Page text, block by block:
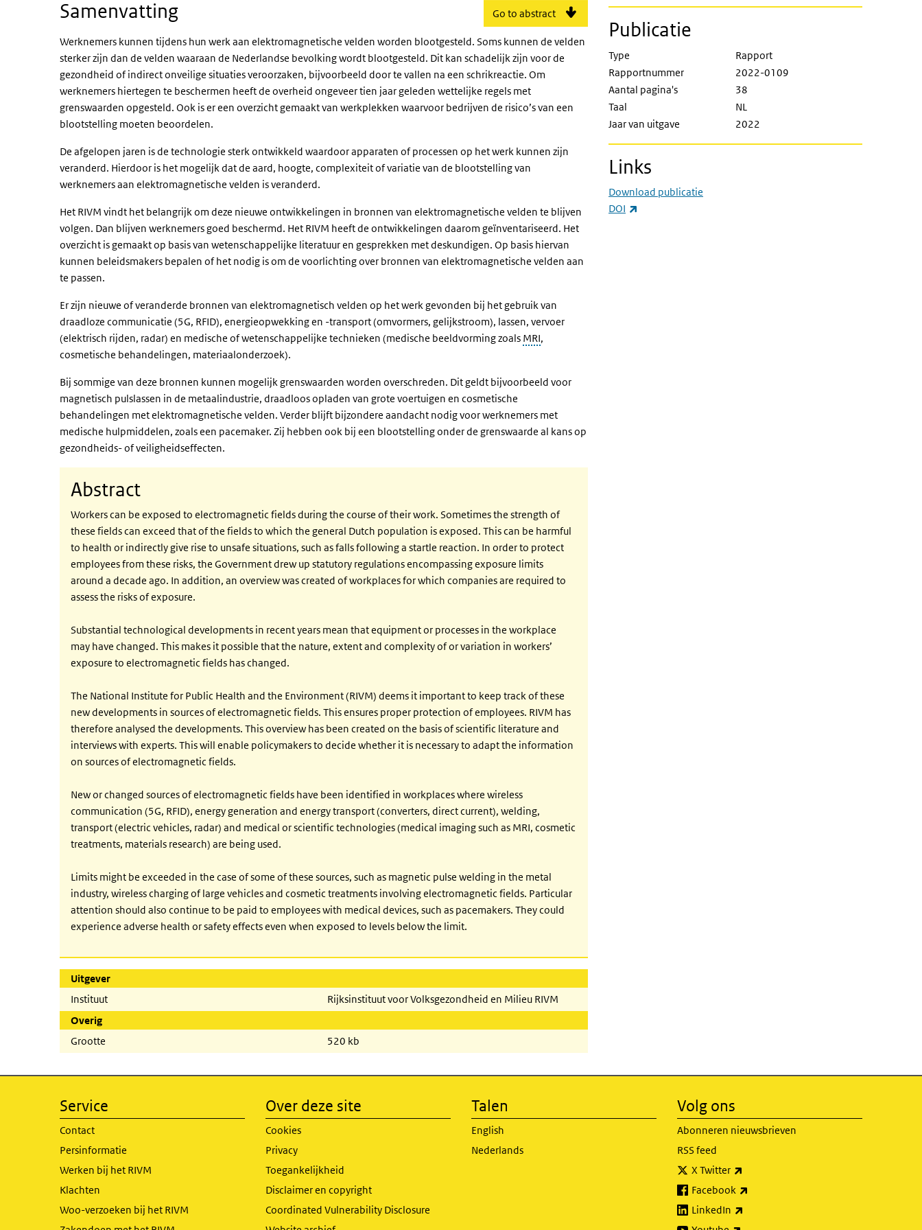
Go to abstract
Samenvatting
Werknemers kunnen tijdens hun werk aan elektromagnetische velden worden blootgesteld. Soms kunnen de velden
sterker zijn dan de velden waaraan de Nederlandse bevolking wordt blootgesteld. Dit kan schadelijk zijn voor de
gezondheid of indirect onveilige situaties veroorzaken, bijvoorbeeld door te vallen na een schrikreactie. Om
werknemers hiertegen te beschermen heeft de overheid ongeveer tien jaar geleden wettelijke regels met
grenswaarden opgesteld. Ook is er een overzicht gemaakt van werkplekken waarvoor bedrijven de risico’s van een
blootstelling moeten beoordelen.
De afgelopen jaren is de technologie sterk ontwikkeld waardoor apparaten of processen op het werk kunnen zijn
veranderd. Hierdoor is het mogelijk dat de aard, hoogte, complexiteit of variatie van de blootstelling van
werknemers aan elektromagnetische velden is veranderd.
Het RIVM vindt het belangrijk om deze nieuwe ontwikkelingen in bronnen van elektromagnetische velden te blijven
volgen. Dan blijven werknemers goed beschermd. Het RIVM heeft de ontwikkelingen daarom geïnventariseerd. Het
overzicht is gemaakt op basis van wetenschappelijke literatuur en gesprekken met deskundigen. Op basis hiervan
kunnen beleidsmakers bepalen of het nodig is om de voorlichting over bronnen van elektromagnetische velden aan
te passen.
Er zijn nieuwe of veranderde bronnen van elektromagnetisch velden op het werk gevonden bij het gebruik van
draadloze communicatie (5G, RFID), energieopwekking en -transport (omvormers, gelijkstroom), lassen, vervoer
(elektrisch rijden, radar) en medische of wetenschappelijke technieken (medische beeldvorming zoals MRI,
cosmetische behandelingen, materiaalonderzoek).
Bij sommige van deze bronnen kunnen mogelijk grenswaarden worden overschreden. Dit geldt bijvoorbeeld voor
magnetisch pulslassen in de metaalindustrie, draadloos opladen van grote voertuigen en cosmetische
behandelingen met elektromagnetische velden. Verder blijft bijzondere aandacht nodig voor werknemers met
medische hulpmiddelen, zoals een pacemaker. Zij hebben ook bij een blootstelling onder de grenswaarde al kans op
gezondheids- of veiligheidseffecten.
Abstract
Workers can be exposed to electromagnetic fields during the course of their work. Sometimes the strength of
these fields can exceed that of the fields to which the general Dutch population is exposed. This can be harmful
to health or indirectly give rise to unsafe situations, such as falls following a startle reaction. In order to protect
employees from these risks, the Government drew up statutory regulations encompassing exposure limits
around a decade ago. In addition, an overview was created of workplaces for which companies are required to
assess the risks of exposure.
Substantial technological developments in recent years mean that equipment or processes in the workplace
may have changed. This makes it possible that the nature, extent and complexity of or variation in workers’
exposure to electromagnetic fields has changed.
The National Institute for Public Health and the Environment (RIVM) deems it important to keep track of these
new developments in sources of electromagnetic fields. This ensures proper protection of employees. RIVM has
therefore analysed the developments. This overview has been created on the basis of scientific literature and
interviews with experts. This will enable policymakers to decide whether it is necessary to adapt the information
on sources of electromagnetic fields.
New or changed sources of electromagnetic fields have been identified in workplaces where wireless
communication (5G, RFID), energy generation and energy transport (converters, direct current), welding,
transport (electric vehicles, radar) and medical or scientific technologies (medical imaging such as MRI, cosmetic
treatments, materials research) are being used.
Limits might be exceeded in the case of some of these sources, such as magnetic pulse welding in the metal
industry, wireless charging of large vehicles and cosmetic treatments involving electromagnetic fields. Particular
attention should also continue to be paid to employees with medical devices, such as pacemakers. They could
experience adverse health or safety effects even when exposed to levels below the limit.
Uitgever
Instituut
Rijksinstituut voor Volksgezondheid en Milieu RIVM
Overig
Grootte
520 kb
Publicatie
Type
Rapport
Rapportnummer
2022-0109
Aantal pagina's
38
Taal
NL
Jaar van uitgave
2022
Links
Download publicatie
DOI
Service
Contact
Persinformatie
Werken bij het RIVM
Klachten
Woo-verzoeken bij het RIVM
Over deze site
Cookies
Privacy
Toegankelijkheid
Disclaimer en copyright
Coordinated Vulnerability Disclosure
Talen
English
Nederlands
Volg ons
Abonneren nieuwsbrieven
RSS feed
X Twitter
Facebook
LinkedIn